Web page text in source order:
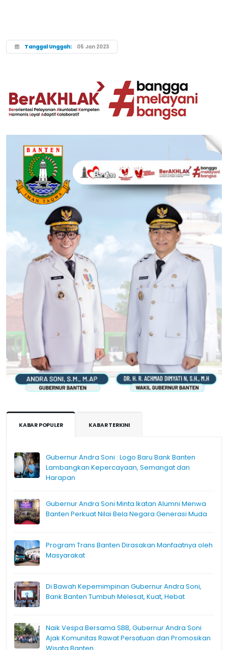
Tanggal Unggah: 05 Jan 2023
KABAR POPULER KABAR TERKINI
Gubernur Andra Soni : Logo Baru Bank Banten
Lambangkan Kepercayaan, Semangat dan
Harapan
Gubernur Andra Soni Minta Ikatan Alumni Menwa
Banten Perkuat Nilai Bela Negara Generasi Muda
Program Trans Banten Dirasakan Manfaatnya oleh
Masyarakat
Di Bawah Kepemimpinan Gubernur Andra Soni,
Bank Banten Tumbuh Melesat, Kuat, Hebat
Naik Vespa Bersama SBB, Gubernur Andra Soni
Ajak Komunitas Rawat Persatuan dan Promosikan